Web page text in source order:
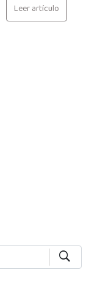
Leer artículo